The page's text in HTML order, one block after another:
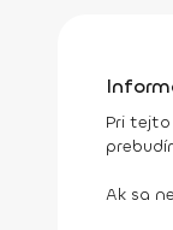
Pri
Ak sa